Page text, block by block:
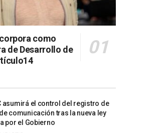
como
de Desarrollo de
asumirá el control del registro de
comunicación tras la nueva ley
por el Gobierno